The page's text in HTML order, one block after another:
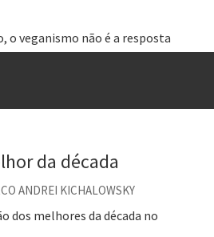
o veganismo não é a resposta
da década
ANDREI KICHALOWSKY
dos melhores da década no